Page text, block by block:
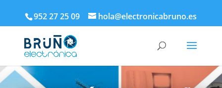
952 27 25 09 hola@electronicabruno.es